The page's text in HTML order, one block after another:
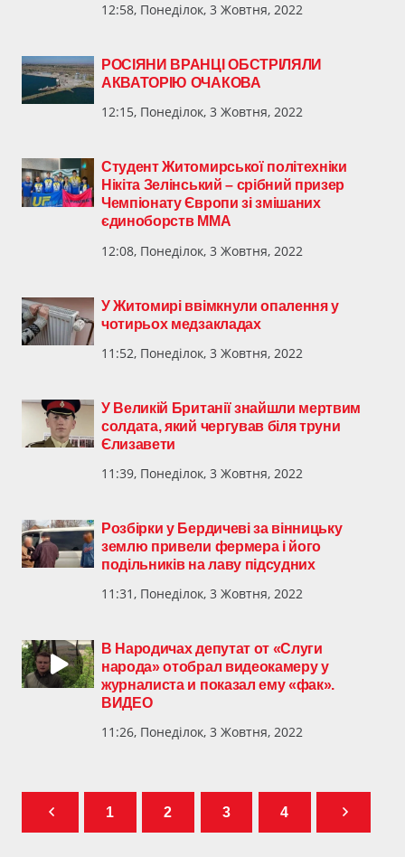
12:58, Понеділок, 3 Жовтня, 2022
РОСІЯНИ ВРАНЦІ ОБСТРІЛЯЛИ
АКВАТОРІЮ ОЧАКОВА
12:15, Понеділок, 3 Жовтня, 2022
Студент Житомирської політехніки
Нікіта Зелінський – срібний призер
Чемпіонату Європи зі змішаних
єдиноборств ММА
12:08, Понеділок, 3 Жовтня, 2022
У Житомирі ввімкнули опалення у
чотирьох медзакладах
11:52, Понеділок, 3 Жовтня, 2022
У Великій Британії знайшли мертвим
солдата, який чергував біля труни
Єлизавети
11:39, Понеділок, 3 Жовтня, 2022
Розбірки у Бердичеві за вінницьку
землю привели фермера і його
подільників на лаву підсудних
11:31, Понеділок, 3 Жовтня, 2022
В Народичах депутат от «Слуги
народа» отобрал видеокамеру у
журналиста и показал ему «фак».
ВИДЕО
11:26, Понеділок, 3 Жовтня, 2022
1 2 3 4